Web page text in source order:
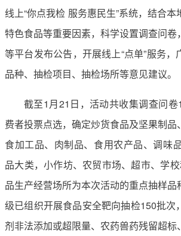
线上“你点我检 服务惠民生”系统，结合本
特色食品等重要因素，科学设置调查问
等平台发布公告，开展线上“点单”服务
品种、抽检项目、抽检场所等意见建议。
截至1月21日，活动共收集调查问
费者投票点选，确定炒货食品及坚果制品
食加工品、肉制品、食用农产品、调味
品大类，小作坊、农贸市场、超市、学
品生产经营场所为本次活动的重点抽样
级已组织开展食品安全靶向抽检150批次
剂非法添加或超限量、农药兽药残留超标